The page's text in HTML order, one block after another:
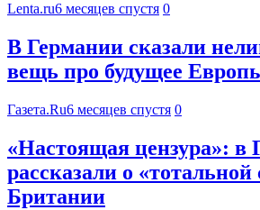
Lenta.ru6 месяцев спустя 0
В Германии сказали
вещь про будущее
Газета.Ru6 месяцев спустя 0
«Настоящая цензура»: в
рассказали о «тотальной
Британии